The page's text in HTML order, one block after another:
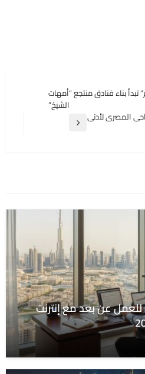
تبدأ بناء فنادق منتجع “أمهات
الشيخ”
المصرى لأدنى
عن بعد مع إنترنت